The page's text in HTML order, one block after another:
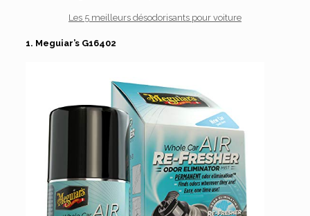
Les 5 meilleurs désodorisants pour voiture
1. Meguiar’s G16402